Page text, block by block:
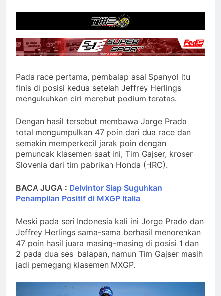
Pada race pertama, pembalap asal Spanyol itu
finis di posisi kedua setelah Jeffrey Herlings
mengukuhkan diri merebut podium teratas.
Dengan hasil tersebut membawa Jorge Prado
total mengumpulkan 47 poin dari dua race dan
semakin memperkecil jarak poin dengan
pemuncak klasemen saat ini, Tim Gajser, kroser
Slovenia dari tim pabrikan Honda (HRC).
BACA JUGA : Delvintor Siap Suguhkan
Penampilan Positif di MXGP Italia
Meski pada seri Indonesia kali ini Jorge Prado dan
Jeffrey Herlings sama-sama berhasil menorehkan
47 poin hasil juara masing-masing di posisi 1 dan
2 pada dua sesi balapan, namun Tim Gajser masih
jadi pemegang klasemen MXGP.